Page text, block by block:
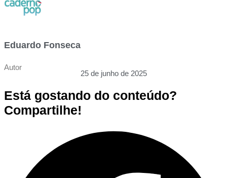
Eduardo Fonseca
Autor
25 de junho de 2025
Está gostando do conteúdo?
Compartilhe!